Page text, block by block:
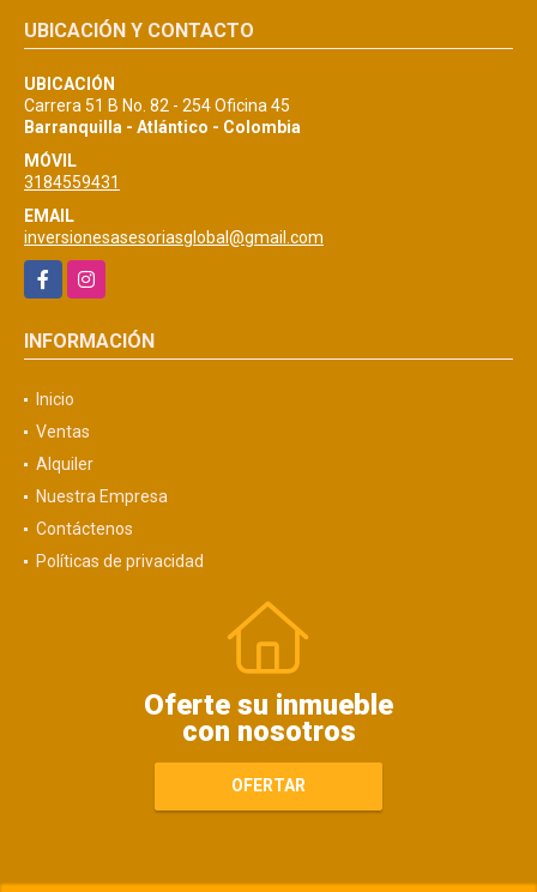
UBICACIÓN Y CONTACTO
UBICACIÓN
Carrera 51 B No. 82 - 254 Oficina 45
Barranquilla - Atlántico - Colombia
MÓVIL
3184559431
EMAIL
inversionesasesoriasglobal@gmail.com
FacebookInstagram
INFORMACIÓN
Inicio
Ventas
Alquiler
Nuestra Empresa
Contáctenos
Políticas de privacidad
Oferte su inmueble
con nosotros
OFERTAR